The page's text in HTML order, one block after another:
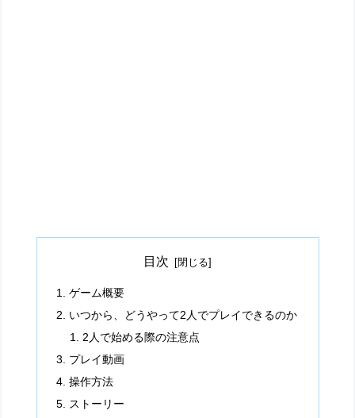
目次
ゲーム概要
いつから、どうやって2人でプレイできるのか
2人で始める際の注意点
プレイ動画
操作方法
ストーリー